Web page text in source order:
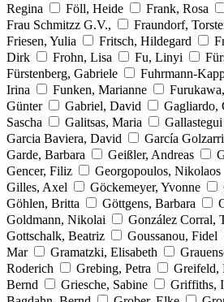
Regina
Föll, Heide Frank, Rosa
Frau Schmitzz G.V.,
Fraundorf,
Friesen, Yulia
Fritsch, Hildegard
Dirk
Frohn, Lisa Fu, Linyi
Fürstenberg, Gabriele
Fuhrmann-
Irina
Funken, Marianne
Günter
Gabriel, David Gagliardo,
Sascha
Galitsas, Maria
Garcia Baviera, David
García
Garde, Barbara
Geißler, Andreas
Gencer, Filiz
Georgopoulos, Nikolaos
Gilles, Axel
Göckemeyer, Yvonne
Göhlen, Britta
Göttgens, Barbara
Goldmann, Nikolai
González Corral,
Gottschalk, Beatriz
Goussanou, Fidel
Mar
Gramatzki, Elisabeth
Roderich
Grebing, Petra Greifeld,
Bernd
Griesche, Sabine Griffiths,